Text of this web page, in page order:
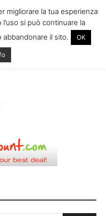
migliorare la tua esperienza
si può continuare la
abbandonare il sito.
OK